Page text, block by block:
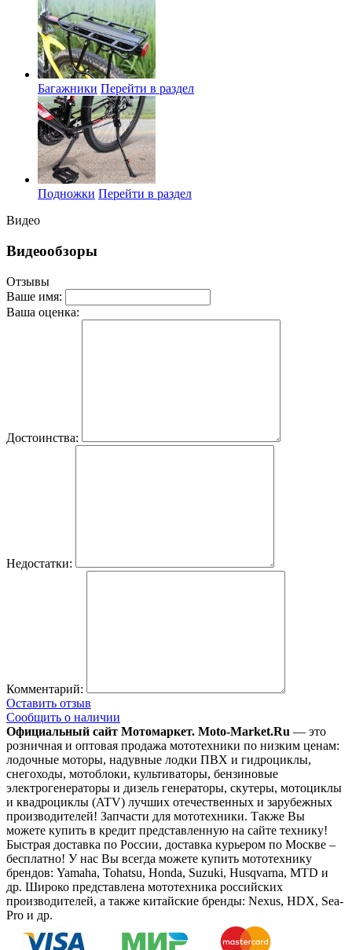
Багажники Перейти в раздел
Подножки Перейти в раздел
Видео
Видеообзоры
Отзывы
Ваше имя:
Ваша оценка:
Достоинства:
Недостатки:
Комментарий:
Оставить отзыв
Сообщить о наличии
Официальный сайт Мотомаркет. Moto-Market.Ru — это
розничная и оптовая продажа мототехники по низким ценам:
лодочные моторы, надувные лодки ПВХ и гидроциклы,
снегоходы, мотоблоки, культиваторы, бензиновые
электрогенераторы и дизель генераторы, скутеры, мотоциклы
и квадроциклы (ATV) лучших отечественных и зарубежных
производителей! Запчасти для мототехники. Также Вы
можете купить в кредит представленную на сайте технику!
Быстрая доставка по России, доставка курьером по Москве –
бесплатно! У нас Вы всегда можете купить мототехнику
брендов: Yamaha, Tohatsu, Honda, Suzuki, Husqvarna, MTD и
др. Широко представлена мототехника российских
производителей, а также китайские бренды: Nexus, HDX, Sea-
Pro и др.